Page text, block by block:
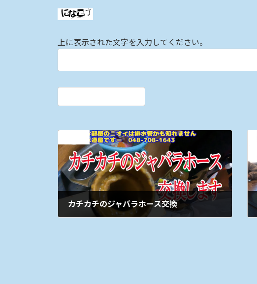
上に表示された文字を入力してください。
カチカチのジャバラホース交換